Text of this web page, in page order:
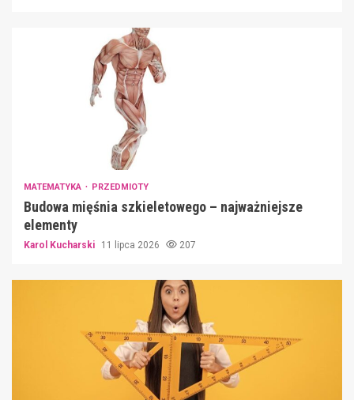
MATEMATYKA PRZEDMIOTY
Budowa mięśnia szkieletowego – najważniejsze
elementy
Karol Kucharski 11 lipca 2026 207